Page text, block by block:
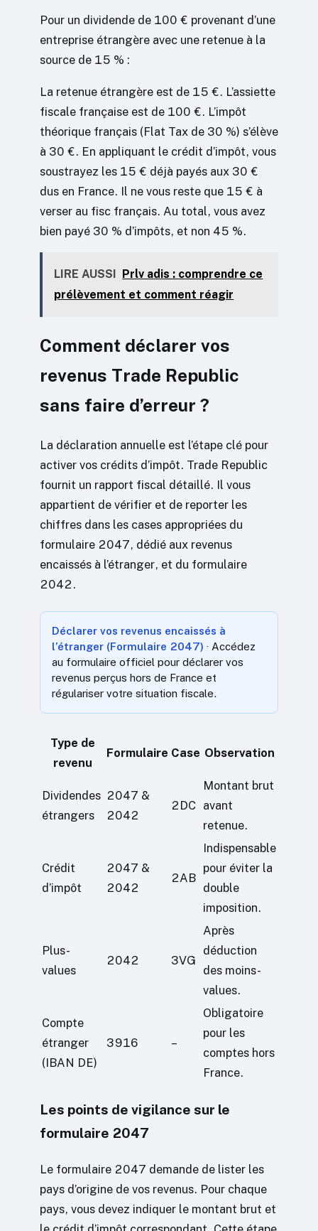
Pour un dividende de 100 € provenant d’une
entreprise étrangère avec une retenue à la
source de 15 % :
La retenue étrangère est de 15 €. L’assiette
fiscale française est de 100 €. L’impôt
théorique français (Flat Tax de 30 %) s’élève
à 30 €. En appliquant le crédit d’impôt, vous
soustrayez les 15 € déjà payés aux 30 €
dus en France. Il ne vous reste que 15 € à
verser au fisc français. Au total, vous avez
bien payé 30 % d’impôts, et non 45 %.
LIRE AUSSI
Prlv adis : comprendre ce
prélèvement et comment réagir
Comment déclarer vos
revenus Trade Republic
sans faire d’erreur ?
La déclaration annuelle est l’étape clé pour
activer vos crédits d’impôt. Trade Republic
fournit un rapport fiscal détaillé. Il vous
appartient de vérifier et de reporter les
chiffres dans les cases appropriées du
formulaire 2047, dédié aux revenus
encaissés à l’étranger, et du formulaire
2042.
Déclarer vos revenus encaissés à
l’étranger (Formulaire 2047) · Accédez
au formulaire officiel pour déclarer vos
revenus perçus hors de France et
régulariser votre situation fiscale.
Type de
revenu
Formulaire Case Observation
Dividendes
étrangers
2047 &
2042
2DC
Montant brut
avant
retenue.
Crédit
d’impôt
2047 &
2042
2AB
Indispensable
pour éviter la
double
imposition.
Plus-
values
2042 3VG
Après
déduction
des moins-
values.
Compte
étranger
(IBAN DE)
3916 –
Obligatoire
pour les
comptes hors
France.
Les points de vigilance sur le
formulaire 2047
Le formulaire 2047 demande de lister les
pays d’origine de vos revenus. Pour chaque
pays, vous devez indiquer le montant brut et